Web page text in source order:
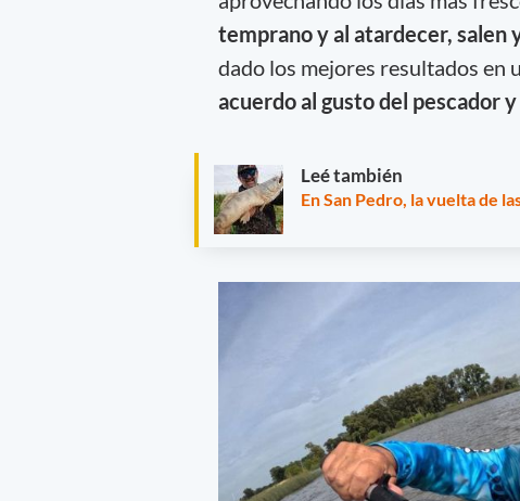
temprano y al atardecer, salen
dado los mejores resultados en
acuerdo al gusto del pescador
Leé también
En San Pedro, la vuelta de